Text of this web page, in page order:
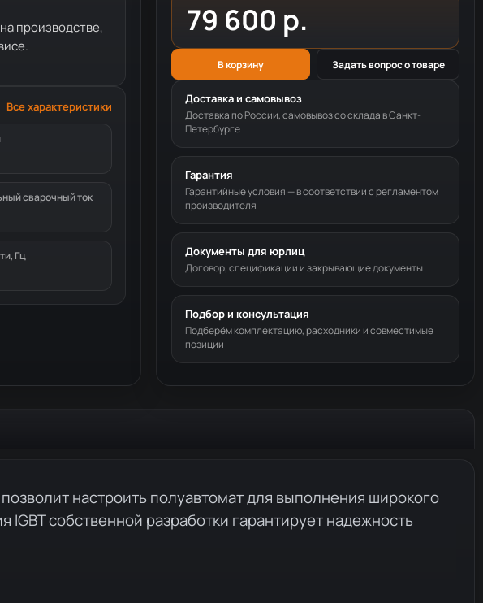
производстве,
Все характеристики
сварочный ток
Гц
79 600 р.
В корзину Задать вопрос о товаре
Доставка и самовывоз
Доставка по России, самовывоз со склада в Санкт-
Петербурге
Гарантия
Гарантийные условия — в соответствии с регламентом
производителя
Документы для юрлиц
Договор, спецификации и закрывающие документы
Подбор и консультация
Подберём комплектацию, расходники и совместимые
позиции
настроить полуавтомат для выполнения широкого
собственной разработки гарантирует надежность